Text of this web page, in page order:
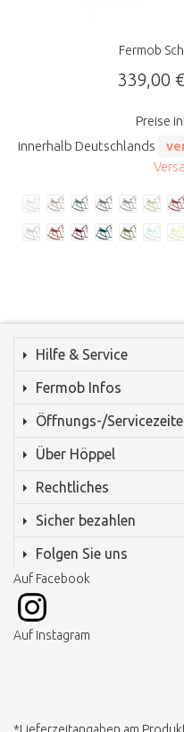
Fermob
339,00 €
Preise
innerhalb Deutschlands
Hilfe & Service
Fermob Infos
Öffnungs-/
Über Höppel
Rechtliches
Sicher bezahlen
Folgen Sie uns
Auf Facebook
Auf Instagram